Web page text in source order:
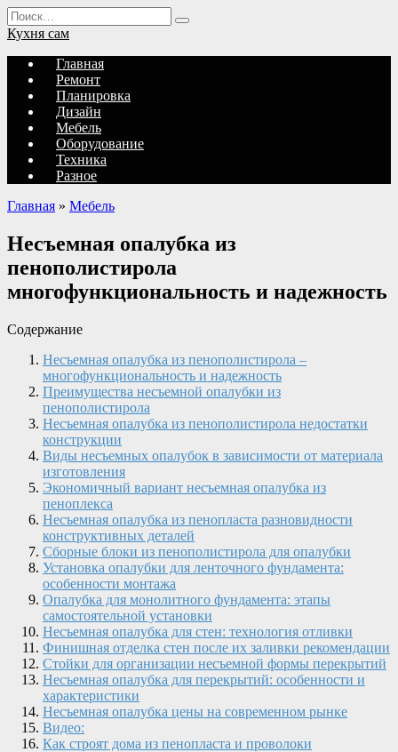
Перейти
к
содержанию
Search
for:
Кухня сам
Главная
Ремонт
Планировка
Дизайн
Мебель
Оборудование
Техника
Разное
Главная » Мебель
Несъемная опалубка из
пенополистирола
многофункциональность и надежность
Содержание
Несъемная опалубка из пенополистирола –
многофункциональность и надежность
Преимущества несъемной опалубки из
пенополистирола
Несъемная опалубка из пенополистирола недостатки
конструкции
Виды несъемных опалубок в зависимости от материала
изготовления
Экономичный вариант несъемная опалубка из
пеноплекса
Несъемная опалубка из пенопласта разновидности
конструктивных деталей
Сборные блоки из пенополистирола для опалубки
Установка опалубки для ленточного фундамента:
особенности монтажа
Опалубка для монолитного фундамента: этапы
самостоятельной установки
Несъемная опалубка для стен: технология отливки
Финишная отделка стен после их заливки рекомендации
Стойки для организации несъемной формы перекрытий
Несъемная опалубка для перекрытий: особенности и
характеристики
Несъемная опалубка цены на современном рынке
Видео:
Как строят дома из пенопласта и проволоки